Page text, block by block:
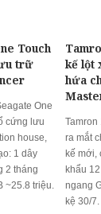
Touch
trữ
One
cứng lưu
house,
1 dây
2 tháng
~25.8 triệu.
kế lột
hứa
Tamron
ra mắt
kế mới,
khẩu
ngang
kệ 30/7.